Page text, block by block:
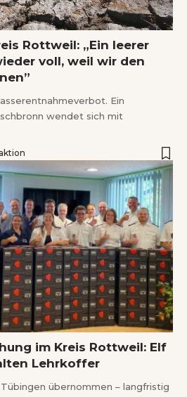
Rottweil: „Ein leerer
voll, weil wir den
Ein
wendet sich mit
im Kreis Rottweil: Elf
Lehrkoffer
übernommen – langfristig